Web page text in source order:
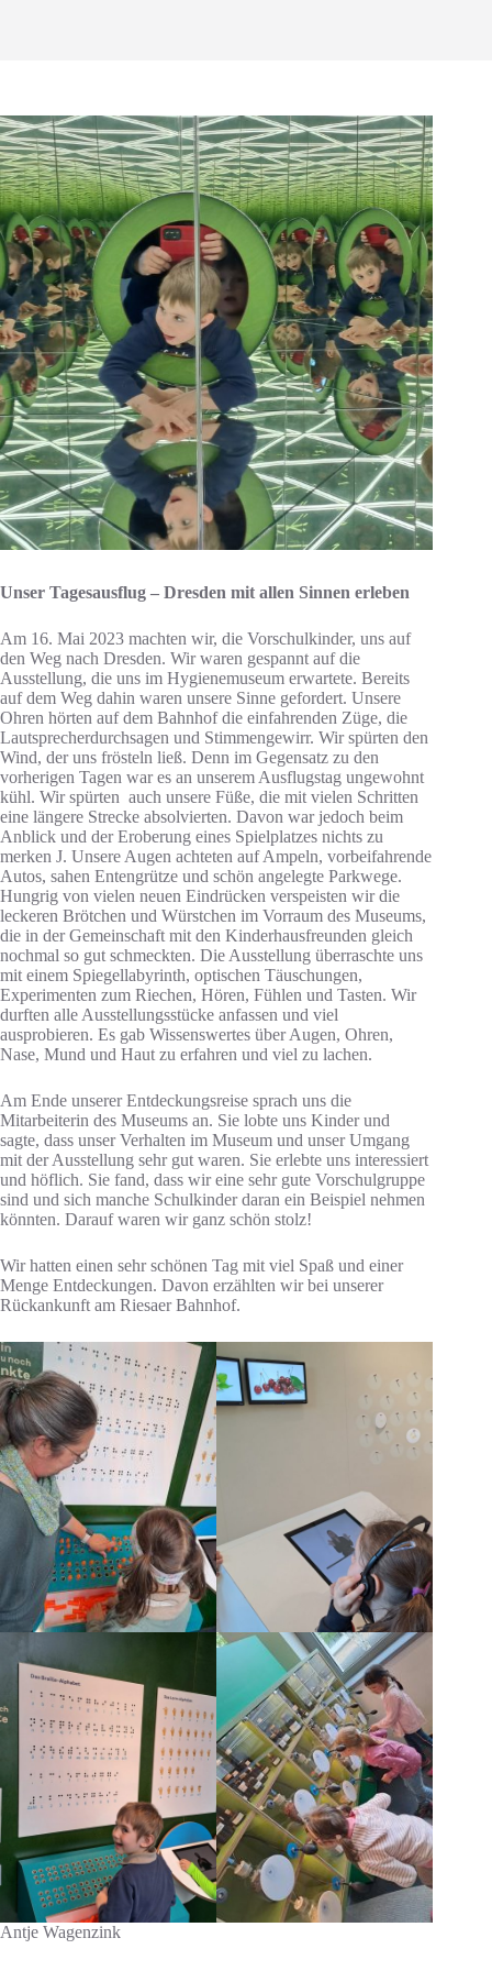
Unser Tagesausflug – Dresden mit allen Sinnen erleben
Am 16. Mai 2023 machten wir, die Vorschulkinder, uns auf
den Weg nach Dresden. Wir waren gespannt auf die
Ausstellung, die uns im Hygienemuseum erwartete. Bereits
auf dem Weg dahin waren unsere Sinne gefordert. Unsere
Ohren hörten auf dem Bahnhof die einfahrenden Züge, die
Lautsprecherdurchsagen und Stimmengewirr. Wir spürten den
Wind, der uns frösteln ließ. Denn im Gegensatz zu den
vorherigen Tagen war es an unserem Ausflugstag ungewohnt
kühl. Wir spürten auch unsere Füße, die mit vielen Schritten
eine längere Strecke absolvierten. Davon war jedoch beim
Anblick und der Eroberung eines Spielplatzes nichts zu
merken J. Unsere Augen achteten auf Ampeln, vorbeifahrende
Autos, sahen Entengrütze und schön angelegte Parkwege.
Hungrig von vielen neuen Eindrücken verspeisten wir die
leckeren Brötchen und Würstchen im Vorraum des Museums,
die in der Gemeinschaft mit den Kinderhausfreunden gleich
nochmal so gut schmeckten. Die Ausstellung überraschte uns
mit einem Spiegellabyrinth, optischen Täuschungen,
Experimenten zum Riechen, Hören, Fühlen und Tasten. Wir
durften alle Ausstellungsstücke anfassen und viel
ausprobieren. Es gab Wissenswertes über Augen, Ohren,
Nase, Mund und Haut zu erfahren und viel zu lachen.
Am Ende unserer Entdeckungsreise sprach uns die
Mitarbeiterin des Museums an. Sie lobte uns Kinder und
sagte, dass unser Verhalten im Museum und unser Umgang
mit der Ausstellung sehr gut waren. Sie erlebte uns interessiert
und höflich. Sie fand, dass wir eine sehr gute Vorschulgruppe
sind und sich manche Schulkinder daran ein Beispiel nehmen
könnten. Darauf waren wir ganz schön stolz!
Wir hatten einen sehr schönen Tag mit viel Spaß und einer
Menge Entdeckungen. Davon erzählten wir bei unserer
Rückankunft am Riesaer Bahnhof.
Antje Wagenzink